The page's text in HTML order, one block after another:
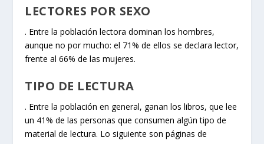
LECTORES POR SEXO
. Entre la población lectora dominan los hombres,
aunque no por mucho: el 71% de ellos se declara lector,
frente al 66% de las mujeres.
TIPO DE LECTURA
. Entre la población en general, ganan los libros, que lee
un 41% de las personas que consumen algún tipo de
material de lectura. Lo siguiente son páginas de